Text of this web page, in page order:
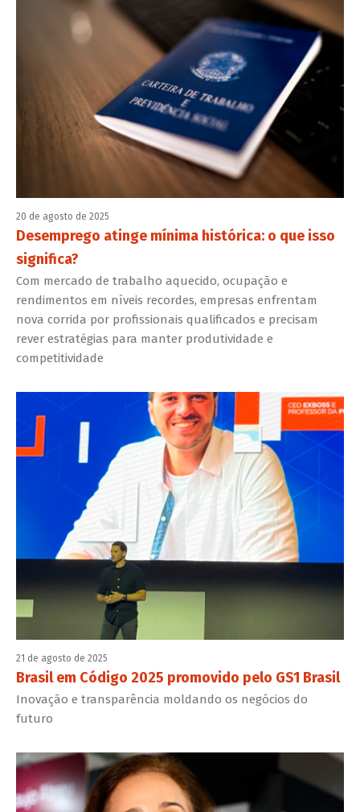
20 de agosto de 2025
Desemprego atinge mínima histórica: o que isso
significa?
Com mercado de trabalho aquecido, ocupação e
rendimentos em níveis recordes, empresas enfrentam
nova corrida por profissionais qualificados e precisam
rever estratégias para manter produtividade e
competitividade
21 de agosto de 2025
Brasil em Código 2025 promovido pelo GS1 Brasil
Inovação e transparência moldando os negócios do
futuro